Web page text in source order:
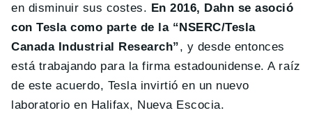
en disminuir sus costes. En 2016, Dahn se asoció
con Tesla como parte de la “NSERC/Tesla
Canada Industrial Research”, y desde entonces
está trabajando para la firma estadounidense. A raíz
de este acuerdo, Tesla invirtió en un nuevo
laboratorio en Halifax, Nueva Escocia.